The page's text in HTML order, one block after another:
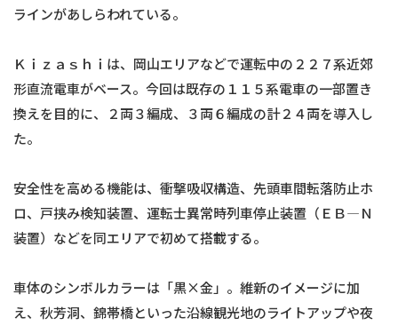
ラインがあしらわれている。
Ｋｉｚａｓｈｉは、岡山エリアなどで運転中の２２７系近郊
形直流電車がベース。今回は既存の１１５系電車の一部置き
換えを目的に、２両３編成、３両６編成の計２４両を導入し
た。
安全性を高める機能は、衝撃吸収構造、先頭車間転落防止ホ
ロ、戸挟み検知装置、運転士異常時列車停止装置（ＥＢ―Ｎ
装置）などを同エリアで初めて搭載する。
車体のシンボルカラーは「黒×金」。維新のイメージに加
え、秋芳洞、錦帯橋といった沿線観光地のライトアップや夜